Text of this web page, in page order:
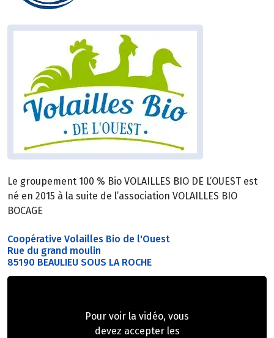
Le groupement 100 % Bio VOLAILLES BIO DE L’OUEST est
né en 2015 à la suite de l’association VOLAILLES BIO
BOCAGE
Coopérative Volailles Bio de l'Ouest
Rue du grand moulin
85190 BEAULIEU SOUS LA ROCHE
Pour voir la vidéo, vous
devez accepter les